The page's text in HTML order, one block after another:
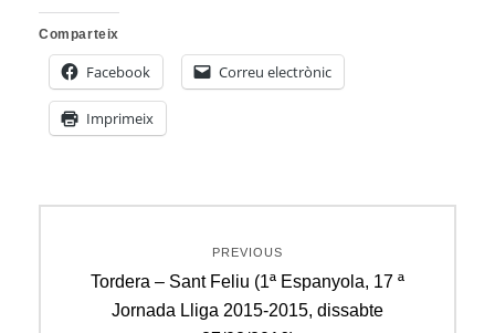
Comparteix
Facebook Correu electrònic
Imprimeix
d'entrades
PREVIOUS
Previous
post:
Tordera – Sant Feliu (1ª Espanyola, 17 ª
Jornada Lliga 2015-2015, dissabte